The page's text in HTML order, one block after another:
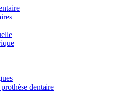
dentaire